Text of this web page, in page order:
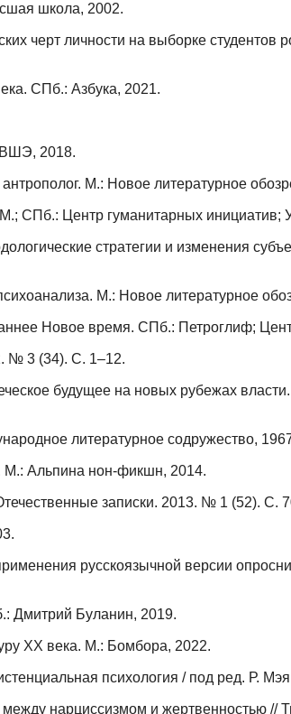
школа, 2002.
черт личности на выборке студентов
СПб.: Азбука, 2021.
ВШЭ, 2018.
М.: Новое литературное
СПб.: Центр гуманитарных инициатив;
стратегии и изменения
М.: Новое литературное
Новое время. СПб.: Петроглиф;
№ 3 (34). С. 1–12.
будущее на новых рубежах
литературное содружество,
М.: Альпина нон-фикшн, 2014.
записки. 2013. № 1 (52). С.
русскоязычной версии
Дмитрий Буланин, 2019.
XX века. М.: Бомбора, 2022.
психология / под ред. Р.
нарциссизмом и жертвенностью //